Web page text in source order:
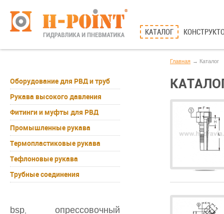
КАТАЛОГ
Оборудование для РВД и труб
Рукава высокого давления
Фитинги и муфты для РВД
Промышленные рукава
Термопластиковые рукава
Тефлоновые рукава
Трубные соединения
bsp
опрессовочный
Главная Каталог